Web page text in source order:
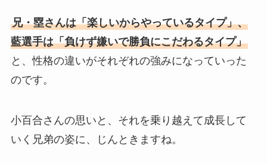
兄・塁さんは「楽しいからやっているタイプ」、
藍選手は「負けず嫌いで勝負にこだわるタイプ」
と、性格の違いがそれぞれの強みになっていった
のです。
小百合さんの思いと、それを乗り越えて成長して
いく兄弟の姿に、じんときますね。